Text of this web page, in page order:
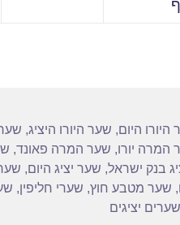
היורו היום, שער היורו היציג, שער
המרה יורו, שער המרה פאונד,
בנק ישראל, שער יציג היום,
, שער מטבע חוץ, שערי חליפין,
שערים יציגים